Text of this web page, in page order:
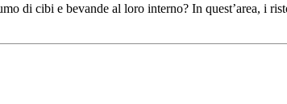
di cibi e bevande al loro interno? In quest’area, i